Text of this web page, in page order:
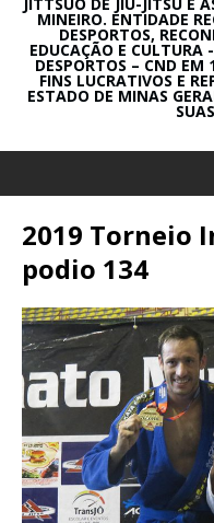
MINEIRO. ENTIDADE
DESPORTOS,
EDUCAÇÃO E CULTURA
DESPORTOS – CND EM
FINS LUCRATIVOS E
ESTADO DE MINAS
2019 Torneio
podio 134